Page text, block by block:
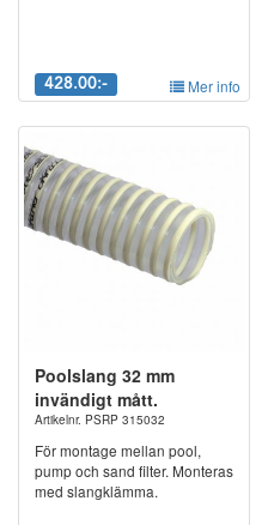
428.00:- Mer info
Poolslang 32 mm
invändigt mått.
Artikelnr. PSRP 315032
För montage mellan pool,
pump och sand filter. Monteras
med slangklämma.